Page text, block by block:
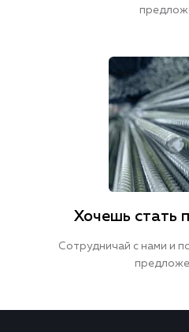
Хочешь стать
Сотрудничай с нами и